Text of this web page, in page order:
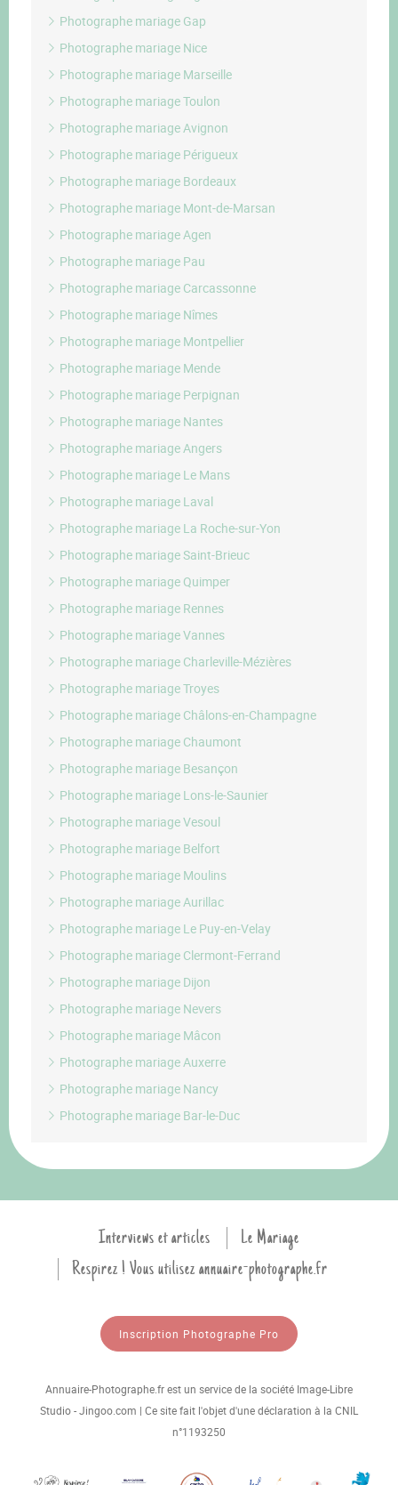
Photographe mariage Gap
Photographe mariage Nice
Photographe mariage Marseille
Photographe mariage Toulon
Photographe mariage Avignon
Photographe mariage Périgueux
Photographe mariage Bordeaux
Photographe mariage Mont-de-Marsan
Photographe mariage Agen
Photographe mariage Pau
Photographe mariage Carcassonne
Photographe mariage Nîmes
Photographe mariage Montpellier
Photographe mariage Mende
Photographe mariage Perpignan
Photographe mariage Nantes
Photographe mariage Angers
Photographe mariage Le Mans
Photographe mariage Laval
Photographe mariage La Roche-sur-Yon
Photographe mariage Saint-Brieuc
Photographe mariage Quimper
Photographe mariage Rennes
Photographe mariage Vannes
Photographe mariage Charleville-Mézières
Photographe mariage Troyes
Photographe mariage Châlons-en-Champagne
Photographe mariage Chaumont
Photographe mariage Besançon
Photographe mariage Lons-le-Saunier
Photographe mariage Vesoul
Photographe mariage Belfort
Photographe mariage Moulins
Photographe mariage Aurillac
Photographe mariage Le Puy-en-Velay
Photographe mariage Clermont-Ferrand
Photographe mariage Dijon
Photographe mariage Nevers
Photographe mariage Mâcon
Photographe mariage Auxerre
Photographe mariage Nancy
Photographe mariage Bar-le-Duc
Interviews et articles
Le Mariage
Respirez ! Vous utilisez annuaire-photographe.fr
Inscription Photographe Pro
Annuaire-Photographe.fr est un service de la société Image-Libre
Studio - Jingoo.com | Ce site fait l'objet d'une déclaration à la CNIL
n°1193250